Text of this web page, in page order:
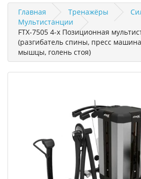
Главная Тренажёры
Мультистанции
FTX-7505 4-х Позиционная
(разгибатель спины, пресс
мышцы, голень стоя)